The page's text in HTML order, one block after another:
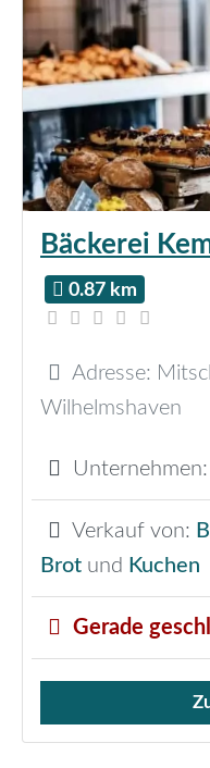
Bäckerei
0.87 km
Adresse:
Wilhelmshaven
Unternehmen:
Verkauf von:
Brot und Kuchen
Gerade
Verkauf von